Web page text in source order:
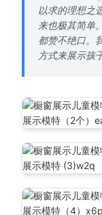
以求的理想之
来也极其简单
都赞不绝口。
方式来展示孩